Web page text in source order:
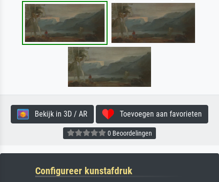
Bekijk in 3D / AR Toevoegen aan favorieten
0 Beoordelingen
Configureer kunstafdruk